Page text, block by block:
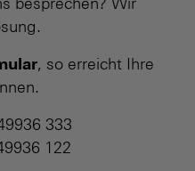
besprechen? Wir
, so erreicht Ihre
333
122